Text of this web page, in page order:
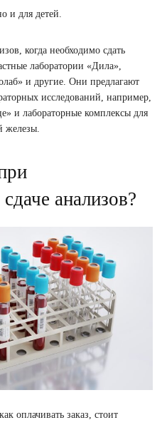
и для детей.
когда необходимо сдать
лаборатории «Дила»,
и другие. Они предлагают
исследований, например,
и лабораторные комплексы для
железы.
анализов?
оплачивать заказ, стоит